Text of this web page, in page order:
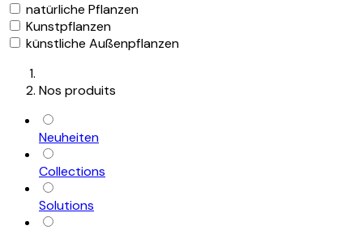
natürliche Pflanzen
Kunstpflanzen
künstliche Außenpflanzen
Nos produits
Neuheiten
Collections
Solutions